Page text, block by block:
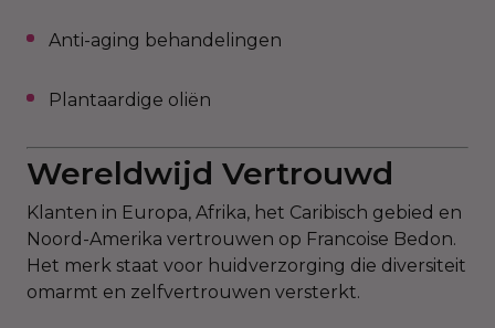
Anti-aging behandelingen
Plantaardige oliën
Wereldwijd Vertrouwd
Klanten in Europa, Afrika, het Caribisch gebied en
Noord-Amerika vertrouwen op Francoise Bedon.
Het merk staat voor huidverzorging die diversiteit
omarmt en zelfvertrouwen versterkt.